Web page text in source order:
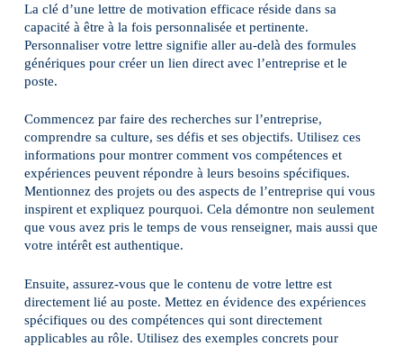
La clé d’une lettre de motivation efficace réside dans sa
capacité à être à la fois personnalisée et pertinente.
Personnaliser votre lettre signifie aller au-delà des formules
génériques pour créer un lien direct avec l’entreprise et le
poste.
Commencez par faire des recherches sur l’entreprise,
comprendre sa culture, ses défis et ses objectifs. Utilisez ces
informations pour montrer comment vos compétences et
expériences peuvent répondre à leurs besoins spécifiques.
Mentionnez des projets ou des aspects de l’entreprise qui vous
inspirent et expliquez pourquoi. Cela démontre non seulement
que vous avez pris le temps de vous renseigner, mais aussi que
votre intérêt est authentique.
Ensuite, assurez-vous que le contenu de votre lettre est
directement lié au poste. Mettez en évidence des expériences
spécifiques ou des compétences qui sont directement
applicables au rôle. Utilisez des exemples concrets pour